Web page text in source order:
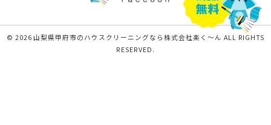
© 2026 山梨県甲府市のハウスクリーニングなら株式会社楽く～ん ALL RIGHTS
RESERVED.